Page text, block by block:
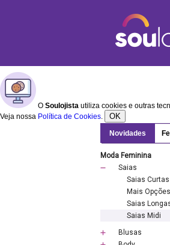
O Soulojista utiliza cookies e outras
Veja nossa Política de Cookies. OK
Novidades
Moda Feminina
Saias
Saias Curtas
Mais
Saias
Saias Midi
Blusas